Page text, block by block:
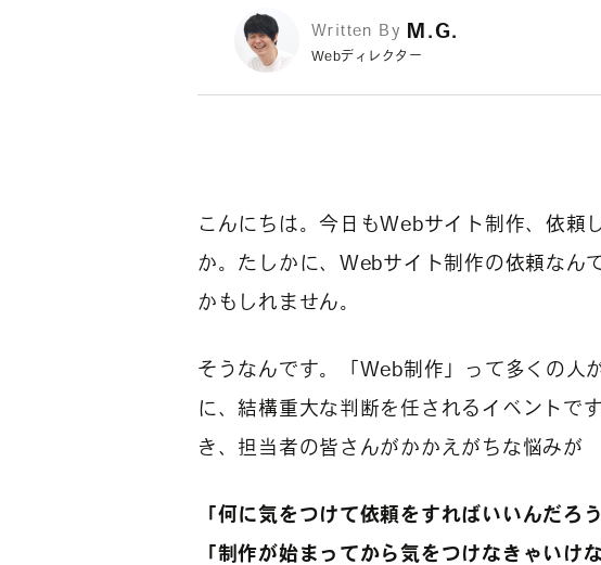
Written By M.G.
Webディレクター
こんにちは。今日もWebサイト制作、依頼
か。たしかに、Webサイト制作の依頼なん
かもしれません。
そうなんです。「Web制作」って多くの人
に、結構重大な判断を任されるイベントで
き、担当者の皆さんがかかえがちな悩みが
「何に気をつけて依頼をすればいいんだろう
「制作が始まってから気をつけなきゃいけ